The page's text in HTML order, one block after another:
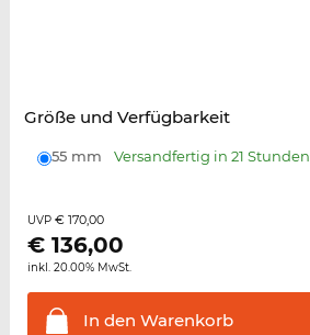
Größe und Verfügbarkeit
55 mm Versandfertig in 21 Stunden
UVP € 170,00
€ 136,00
inkl. 20.00% MwSt.
In den Warenkorb